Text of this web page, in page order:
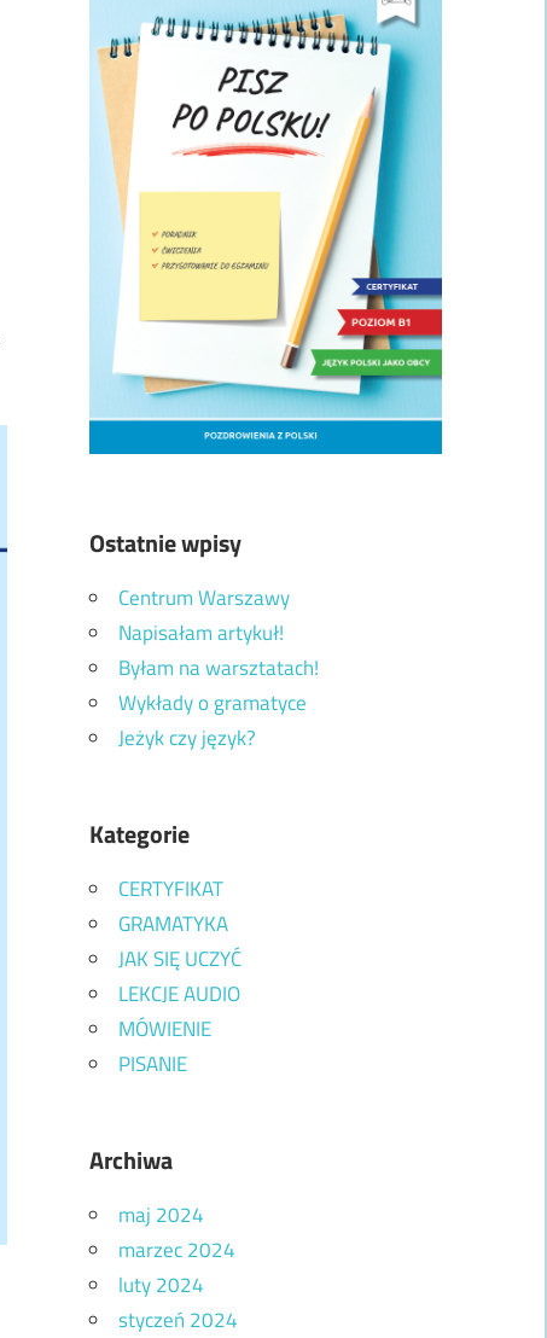
Ostatnie wpisy
Centrum Warszawy
Napisałam artykuł!
Byłam na warsztatach!
Wykłady o gramatyce
Jeżyk czy język?
Kategorie
CERTYFIKAT
GRAMATYKA
JAK SIĘ UCZYĆ
LEKCJE AUDIO
MÓWIENIE
PISANIE
Archiwa
maj 2024
marzec 2024
luty 2024
styczeń 2024